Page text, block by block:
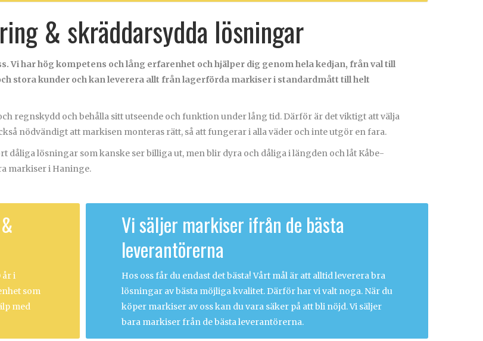
& skräddarsydda lösningar
Vi har hög kompetens och lång erfarenhet och hjälper dig genom hela kedjan, från val till
stora kunder och kan leverera allt från lagerförda markiser i standardmått till helt
regnskydd och behålla sitt utseende och funktion under lång tid. Därför är det viktigt att välja
nödvändigt att markisen monteras rätt, så att fungerar i alla väder och inte utgör en fara.
dåliga lösningar som kanske ser billiga ut, men blir dyra och dåliga i längden och låt Kåbe-
markiser i Haninge.
år i
som
med
Vi säljer markiser ifrån de bästa
leverantörerna
Hos oss får du endast det bästa! Vårt mål är att alltid leverera bra
lösningar av bästa möjliga kvalitet. Därför har vi valt noga. När du
köper markiser av oss kan du vara säker på att bli nöjd. Vi säljer
bara markiser från de bästa leverantörerna.